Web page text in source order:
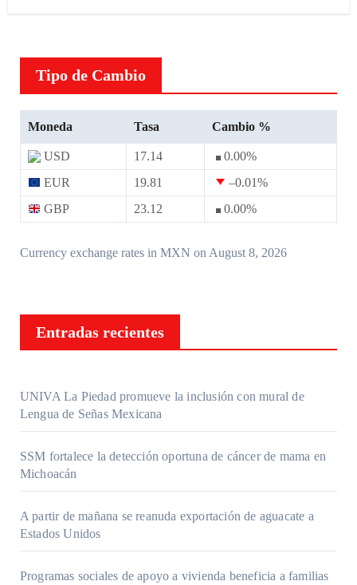
Tipo de Cambio
Moneda Tasa Cambio %
USD 17.14 0.00%
EUR
19.81 –0.01%
GBP
23.12 0.00%
Currency exchange rates in MXN on August 8, 2026
Entradas recientes
UNIVA La Piedad promueve la inclusión con mural de
Lengua de Señas Mexicana
SSM fortalece la detección oportuna de cáncer de mama en
Michoacán
A partir de mañana se reanuda exportación de aguacate a
Estados Unidos
Programas sociales de apoyo a vivienda beneficia a familias